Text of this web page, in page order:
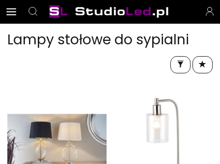
Lampy stołowe do sypialni